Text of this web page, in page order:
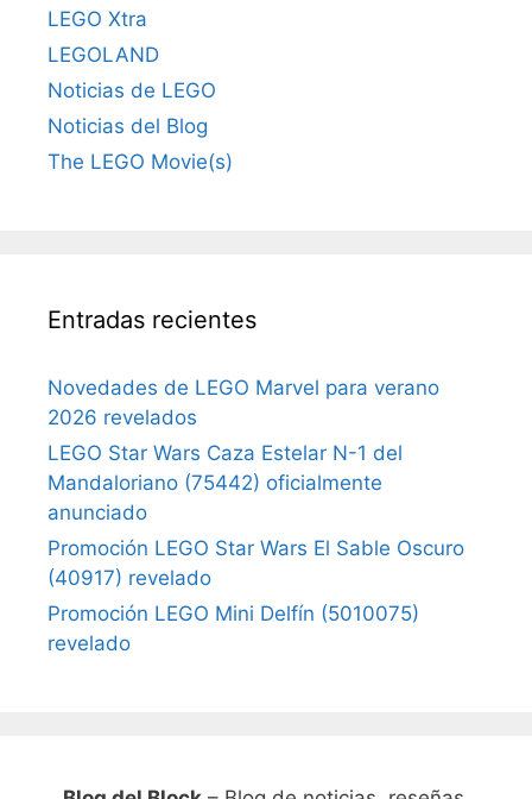
LEGO Xtra
LEGOLAND
Noticias de LEGO
Noticias del Blog
The LEGO Movie(s)
Entradas recientes
Novedades de LEGO Marvel para verano
2026 revelados
LEGO Star Wars Caza Estelar N-1 del
Mandaloriano (75442) oficialmente
anunciado
Promoción LEGO Star Wars El Sable Oscuro
(40917) revelado
Promoción LEGO Mini Delfín (5010075)
revelado